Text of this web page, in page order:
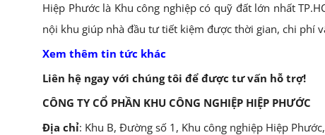
Hiệp Phước là Khu công nghiệp có quỹ đất lớn nhất
nội khu giúp nhà đầu tư tiết kiệm được thời gian, chi phí
Xem thêm tin tức khác
Liên hệ ngay với chúng tôi để được tư vấn hỗ trợ!
CÔNG TY CỔ PHẦN KHU CÔNG NGHIỆP HIỆP PHƯỚC
Địa chỉ: Khu B, Đường số 1, Khu công nghiệp Hiệp